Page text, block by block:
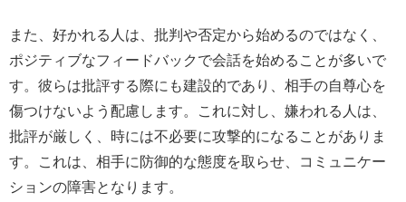
また、好かれる人は、批判や否定から始めるのではなく、
ポジティブなフィードバックで会話を始めることが多いで
す。彼らは批評する際にも建設的であり、相手の自尊心を
傷つけないよう配慮します。これに対し、嫌われる人は、
批評が厳しく、時には不必要に攻撃的になることがありま
す。これは、相手に防御的な態度を取らせ、コミュニケー
ションの障害となります。